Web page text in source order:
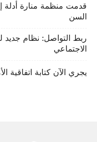
قدمت منظمة منارة أدلة
السن
ربط التواصل: نظام
الاجتماعي
يجري الآن كتابة اتفاقية